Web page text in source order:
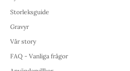
Storleksguide
Gravyr
Vår story
FAQ - Vanliga frågor